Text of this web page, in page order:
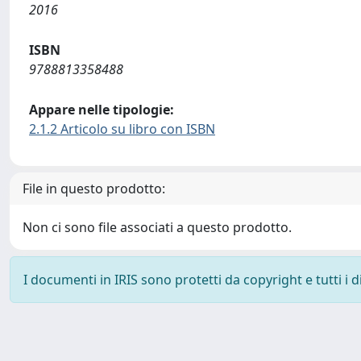
2016
ISBN
9788813358488
Appare nelle tipologie:
2.1.2 Articolo su libro con ISBN
File in questo prodotto:
Non ci sono file associati a questo prodotto.
I documenti in IRIS sono protetti da copyright e tutti i